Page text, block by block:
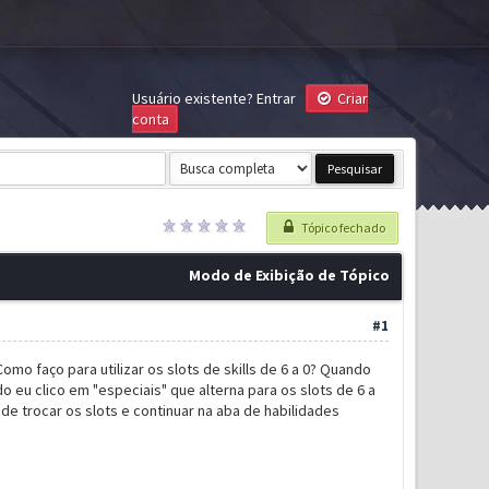
Usuário existente? Entrar
Criar
conta
Tópico fechado
Modo de Exibição de Tópico
#1
faço para utilizar os slots de skills de 6 a 0? Quando
eu clico em "especiais" que alterna para os slots de 6 a
trocar os slots e continuar na aba de habilidades